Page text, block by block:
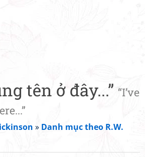
tên ở đây...” “I’ve
» Danh mục theo R.W.